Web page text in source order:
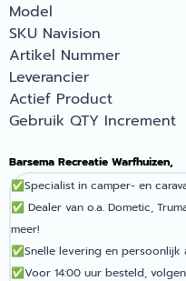
Model
SKU Navision
Artikel Nummer
Leverancier
Actief Product
Gebruik QTY Increment
Barsema Recreatie Warfhuizen,
✅Specialist in camper- en
✅ Dealer van o.a. Dometic,
meer!
✅Snelle levering en persoonlijk
✅Voor 14:00 uur besteld,